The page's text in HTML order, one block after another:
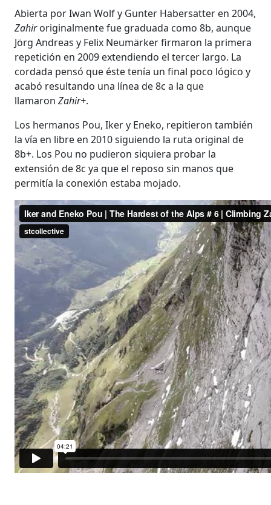
Abierta por Iwan Wolf y Gunter Habersatter en 2004,
Zahiroriginalmente fue graduada como 8b, aunque
Jörg Andreas y Felix Neumärker firmaron la primera
repetición en 2009 extendiendo el tercer largo. La
cordada pensó que éste tenía un final poco lógico y
acabó resultando una línea de 8c a la que
llamaron Zahir+.
Los hermanos Pou, Iker y Eneko, repitieron también
la vía en libre en 2010 siguiendo la ruta original de
8b+. Los Pou no pudieron siquiera probar la
extensión de 8c ya que el reposo sin manos que
permitía la conexión estaba mojado.